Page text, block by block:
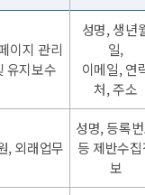
이지 관리
유지보수
성명, 생년
일,
이메일, 연
처, 주소
, 외래업무
성명, 등록
등 제반수집
보